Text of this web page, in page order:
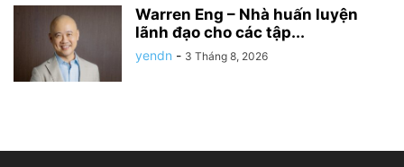
Warren Eng – Nhà huấn luyện
lãnh đạo cho các tập...
yendn - 3 Tháng 8, 2026